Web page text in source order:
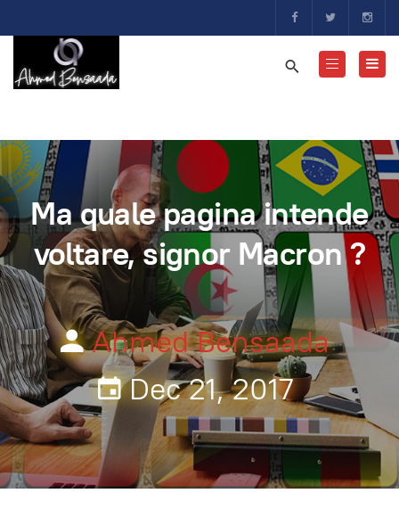
Ma quale pagina intende
voltare, signor Macron ?
Ahmed Bensaada
Dec 21, 2017